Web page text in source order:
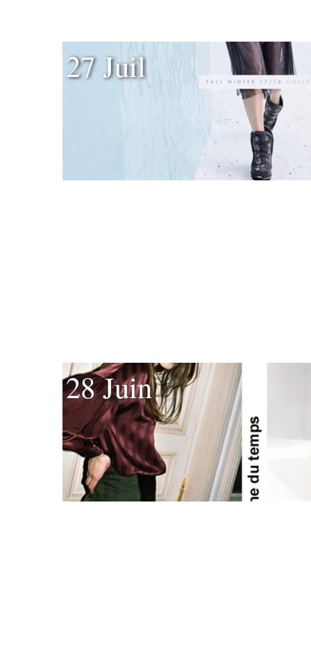
27 Juil
28 Juin